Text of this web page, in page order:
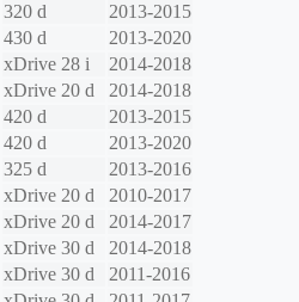
320 d
2013-2015
430 d
2013-2020
xDrive 28 i
2014-2018
xDrive 20 d
2014-2018
420 d
2013-2015
420 d
2013-2020
325 d
2013-2016
xDrive 20 d
2010-2017
xDrive 20 d
2014-2017
xDrive 30 d
2014-2018
xDrive 30 d
2011-2016